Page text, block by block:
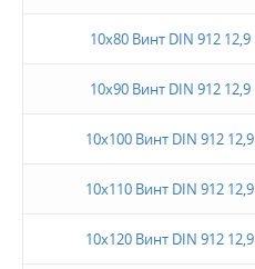
10х80 Винт DIN 912 12,9
10х90 Винт DIN 912 12,9
10х100 Винт DIN 912 12,9
10х110 Винт DIN 912 12,9
10х120 Винт DIN 912 12,9